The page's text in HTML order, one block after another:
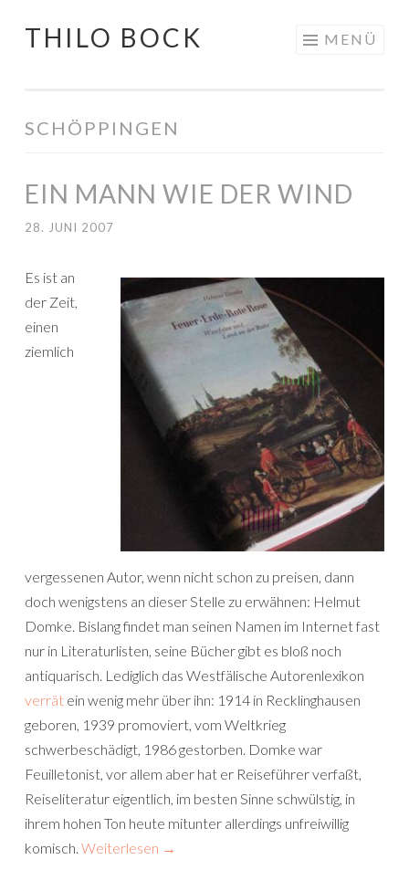
Springe
THILO BOCK MENÜ
SCHÖPPINGEN
EIN MANN WIE DER WIND
28. JUNI 2007
Es ist an
der Zeit,
einen
ziemlich
vergessenen Autor, wenn nicht schon zu preisen, dann
doch wenigstens an dieser Stelle zu erwähnen: Helmut
Domke. Bislang findet man seinen Namen im Internet fast
nur in Literaturlisten, seine Bücher gibt es bloß noch
antiquarisch. Lediglich das Westfälische Autorenlexikon
verrät ein wenig mehr über ihn: 1914 in Recklinghausen
geboren, 1939 promoviert, vom Weltkrieg
schwerbeschädigt, 1986 gestorben. Domke war
Feuilletonist, vor allem aber hat er Reiseführer verfaßt,
Reiseliteratur eigentlich, im besten Sinne schwülstig, in
ihrem hohen Ton heute mitunter allerdings unfreiwillig
komisch. Weiterlesen →